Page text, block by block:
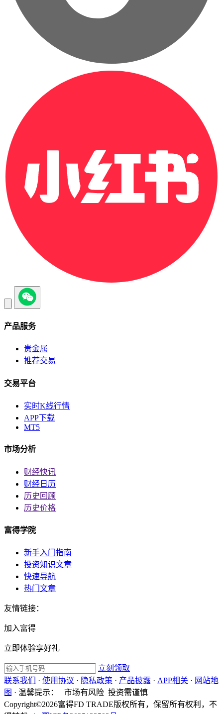
产品服务
贵金属
推荐交易
交易平台
实时K线行情
APP下载
MT5
市场分析
财经快讯
财经日历
历史回顾
历史价格
富得学院
新手入门指南
投资知识文章
快速导航
热门文章
友情链接：
加入富得
立即体验享好礼
立刻领取
联系我们
· 使用协议 · 隐私政策 · 产品披露 · APP相关 · 网站地
图 · 温馨提示：
市场有风险 投资需谨慎
Copyright©2026富得FD TRADE版权所有，保留所有权利，不